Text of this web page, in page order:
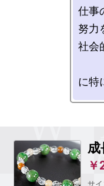
仕事
努力
社会
成
￥
サ